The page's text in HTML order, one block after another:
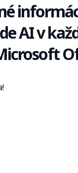
AI v